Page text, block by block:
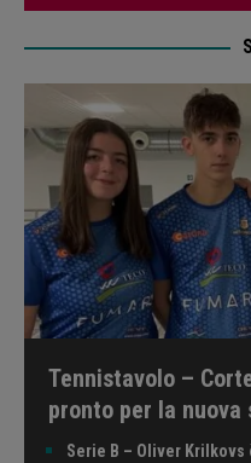
Tennistavolo –
pronto per la
Serie B – Oliver